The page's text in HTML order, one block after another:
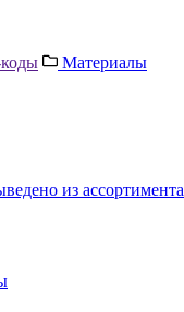
Материалы
из ассортимента